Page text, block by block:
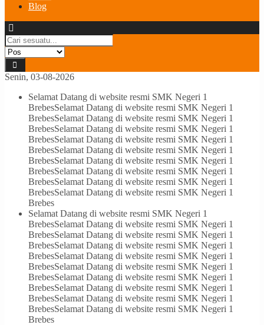
Blog
Senin, 03-08-2026
Selamat Datang di website resmi SMK Negeri 1
BrebesSelamat Datang di website resmi SMK Negeri 1
BrebesSelamat Datang di website resmi SMK Negeri 1
BrebesSelamat Datang di website resmi SMK Negeri 1
BrebesSelamat Datang di website resmi SMK Negeri 1
BrebesSelamat Datang di website resmi SMK Negeri 1
BrebesSelamat Datang di website resmi SMK Negeri 1
BrebesSelamat Datang di website resmi SMK Negeri 1
BrebesSelamat Datang di website resmi SMK Negeri 1
BrebesSelamat Datang di website resmi SMK Negeri 1
Brebes
Selamat Datang di website resmi SMK Negeri 1
BrebesSelamat Datang di website resmi SMK Negeri 1
BrebesSelamat Datang di website resmi SMK Negeri 1
BrebesSelamat Datang di website resmi SMK Negeri 1
BrebesSelamat Datang di website resmi SMK Negeri 1
BrebesSelamat Datang di website resmi SMK Negeri 1
BrebesSelamat Datang di website resmi SMK Negeri 1
BrebesSelamat Datang di website resmi SMK Negeri 1
BrebesSelamat Datang di website resmi SMK Negeri 1
BrebesSelamat Datang di website resmi SMK Negeri 1
Brebes